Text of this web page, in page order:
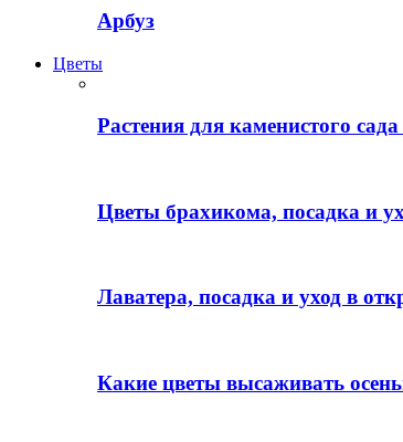
Арбуз
Цветы
Растения для каменистого
Цветы брахикома, посадка и
Лаватера, посадка и уход в
Какие цветы высаживать